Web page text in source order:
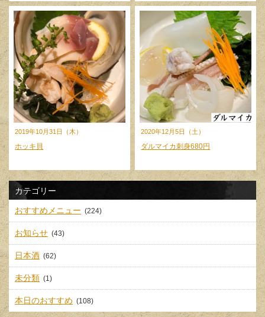
2019年10月31日（木）
ホッキ貝
2020年12月5日（土）
ダルマイカ刺身680円
カテゴリー
おすすめメニュー (224)
お知らせ (43)
日本酒 (62)
未分類 (1)
本日のおすすめ (108)